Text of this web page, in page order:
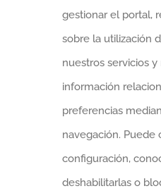
gestionar el portal,
sobre la utilización
nuestros servicios
información
preferencias
navegación. Puede
configuración,
deshabilitarlas o